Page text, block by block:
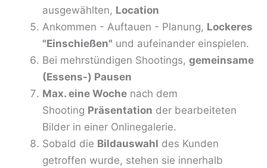
ausgewählten, Location
Ankommen - Auftauen - Planung, Lockeres
"Einschießen" und aufeinander einspielen.
Bei mehrstündigen Shootings, gemeinsame
(Essens-) Pausen
Max. eine Woche nach dem
Shooting Präsentation der bearbeiteten
Bilder in einer Onlinegalerie.
Sobald die Bildauswahl des Kunden
getroffen wurde, stehen sie innerhalb